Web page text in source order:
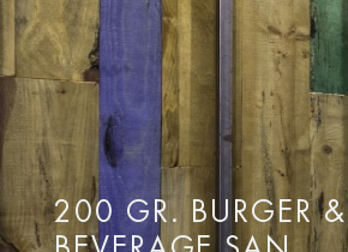
200 GR. BURGER &